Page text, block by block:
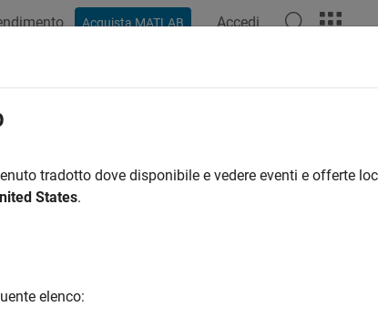
Acquista MATLAB Accedi
tradotto dove disponibile e vedere eventi e offerte
States.
elenco: